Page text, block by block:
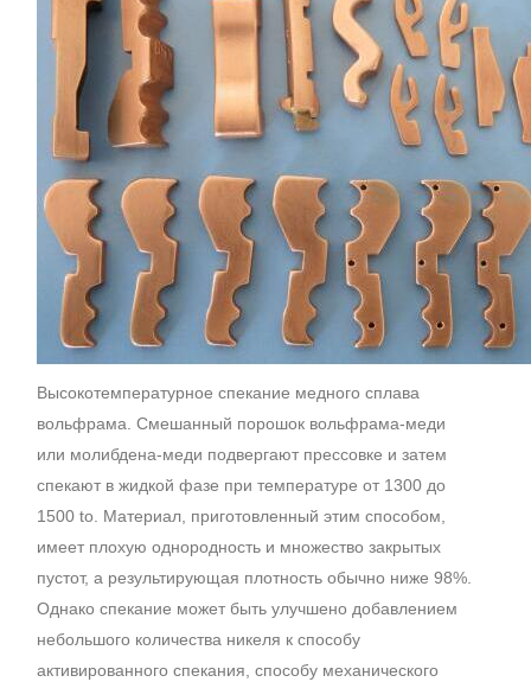
Высокотемпературное спекание медного сплава
вольфрама. Смешанный порошок вольфрама-меди
или молибдена-меди подвергают прессовке и затем
спекают в жидкой фазе при температуре от 1300 до
1500 to. Материал, приготовленный этим способом,
имеет плохую однородность и множество закрытых
пустот, а результирующая плотность обычно ниже 98%.
Однако спекание может быть улучшено добавлением
небольшого количества никеля к способу
активированного спекания, способу механического